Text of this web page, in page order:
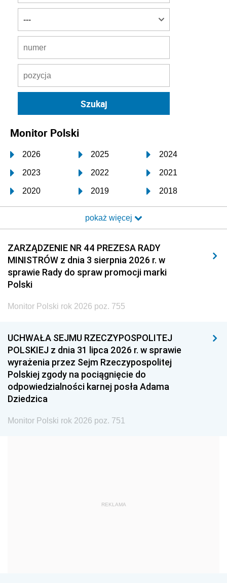
Monitor Polski
2026 2025 2024
2023 2022 2021
2020 2019 2018
2017 2016 2015
2014 2013 2012
2011 2010 2009
2008 2007 2006
2005
1996 1995 1994
1993 1992 1991
1990 1989
1987 1986 1985
1968
pokaż więcej
ZARZĄDZENIE NR 44 PREZESA RADY
MINISTRÓW z dnia 3 sierpnia 2026 r. w
sprawie Rady do spraw promocji marki
Polski
Monitor Polski rok 2026 poz. 755
UCHWAŁA SEJMU RZECZYPOSPOLITEJ
POLSKIEJ z dnia 31 lipca 2026 r. w sprawie
wyrażenia przez Sejm Rzeczypospolitej
Polskiej zgody na pociągnięcie do
odpowiedzialności karnej posła Adama
Dziedzica
Monitor Polski rok 2026 poz. 751
REKLAMA